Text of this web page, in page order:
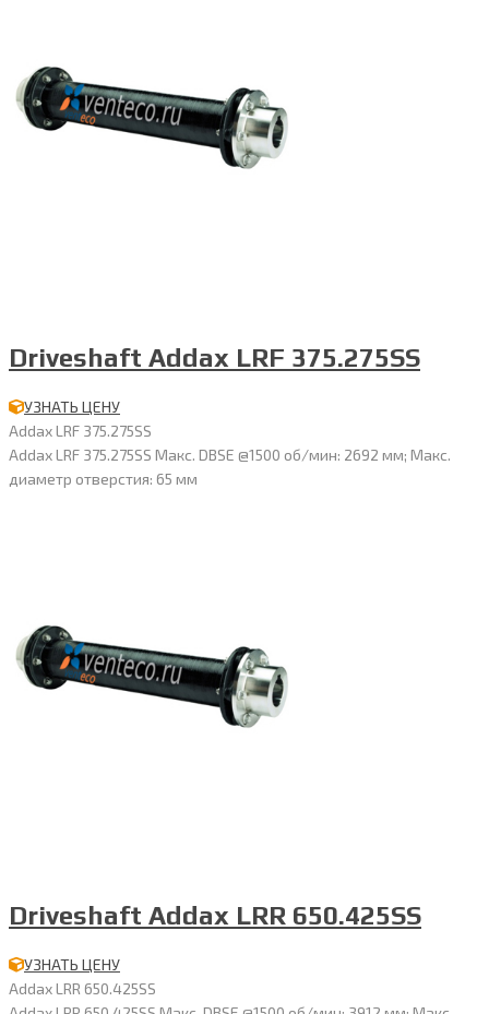
Driveshaft Addax LRF 375.275SS
УЗНАТЬ ЦЕНУ
Addax LRF 375.275SS
Addax LRF 375.275SS Макс. DBSE @1500 об/мин: 2692 мм; Макс.
диаметр отверстия: 65 мм
Driveshaft Addax LRR 650.425SS
УЗНАТЬ ЦЕНУ
Addax LRR 650.425SS